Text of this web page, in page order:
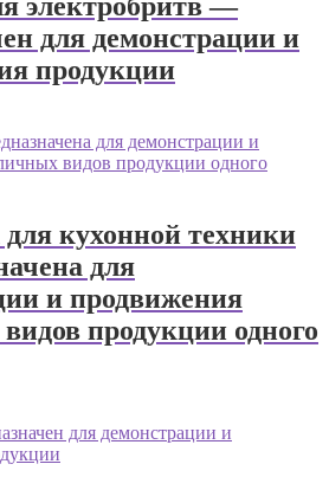
для демонстрации и
продукции
кухонной техники
для
и продвижения
продукции одного